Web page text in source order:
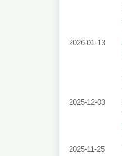
2026-01-13
2025-12-03
2025-11-25